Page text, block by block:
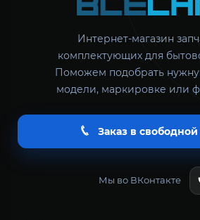
Интернет-магазин
комплектующих для
Поможем подобрать
модели, маркировке или
Заказ в
Мы во ВКонтакте